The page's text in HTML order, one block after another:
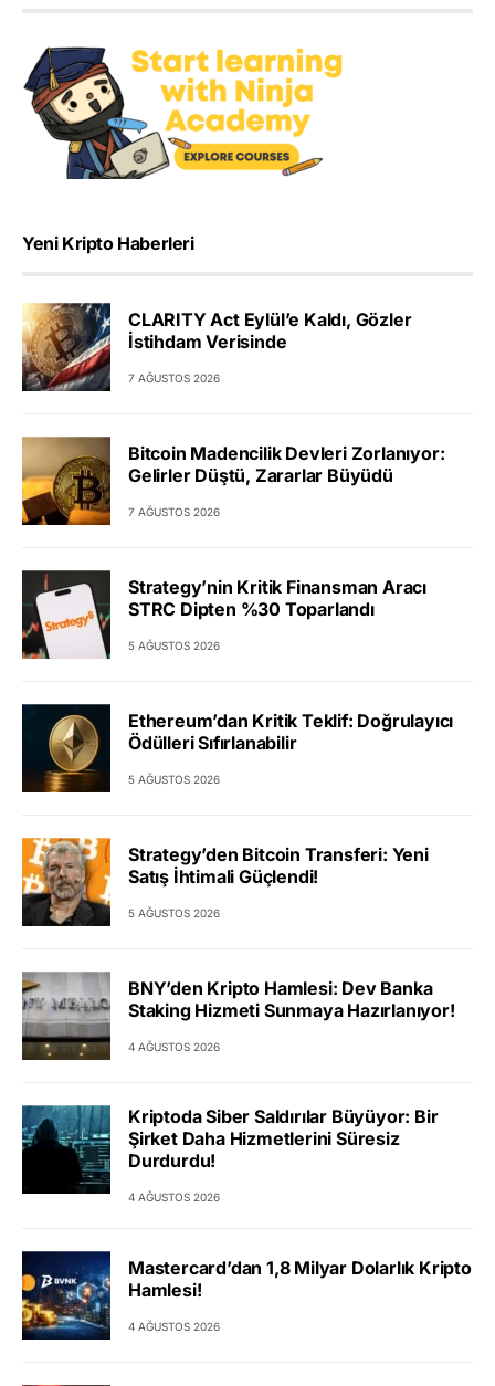
Yeni Kripto Haberleri
CLARITY Act Eylül’e Kaldı, Gözler
İstihdam Verisinde
7 AĞUSTOS 2026
Bitcoin Madencilik Devleri Zorlanıyor:
Gelirler Düştü, Zararlar Büyüdü
7 AĞUSTOS 2026
Strategy’nin Kritik Finansman Aracı
STRC Dipten %30 Toparlandı
5 AĞUSTOS 2026
Ethereum’dan Kritik Teklif: Doğrulayıcı
Ödülleri Sıfırlanabilir
5 AĞUSTOS 2026
Strategy’den Bitcoin Transferi: Yeni
Satış İhtimali Güçlendi!
5 AĞUSTOS 2026
BNY’den Kripto Hamlesi: Dev Banka
Staking Hizmeti Sunmaya Hazırlanıyor!
4 AĞUSTOS 2026
Kriptoda Siber Saldırılar Büyüyor: Bir
Şirket Daha Hizmetlerini Süresiz
Durdurdu!
4 AĞUSTOS 2026
Mastercard’dan 1,8 Milyar Dolarlık Kripto
Hamlesi!
4 AĞUSTOS 2026